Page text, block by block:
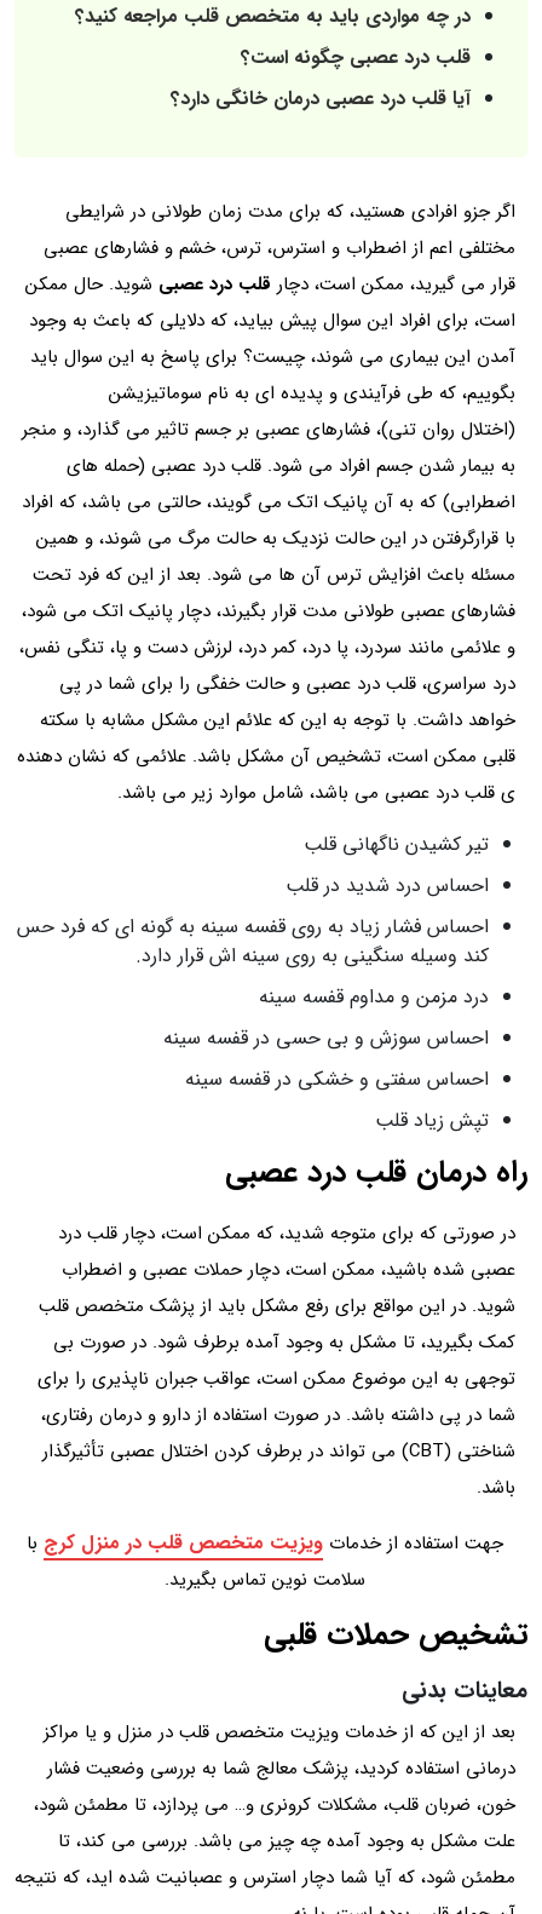
در چه مواردی باید به متخصص قلب مراجعه کنید؟
قلب درد عصبی چگونه است؟
آیا قلب درد عصبی درمان خانگی دارد؟
اگر جزو افرادی هستید، که برای مدت زمان طولانی در شرایطی
مختلفی اعم از اضطراب و استرس، ترس، خشم و فشار‌های عصبی
قرار می گیرید، ممکن است، دچار قلب درد عصبی شوید. حال ممکن
است، برای افراد این سوال پیش بیاید، که دلایلی که باعث به وجود
آمدن این بیماری می شوند، چیست؟ برای پاسخ به این سوال باید
بگوییم، که طی فرآیندی و پدیده ای به نام سوماتیزیشن
(اختلال روان تنی)، فشار‌های عصبی بر جسم تاثیر می گذارد، و منجر
به بیمار شدن جسم افراد می شود. قلب درد عصبی (حمله‌ های
اضطرابی) که به آن پانیک اتک می گویند، حالتی می باشد، که افراد
با قرارگرفتن در این حالت نزدیک به حالت مرگ می شوند، و همین
مسئله باعث افزایش ترس آن ها می شود. بعد از این که فرد تحت
فشار‌های عصبی طولانی مدت قرار بگیرند، دچار پانیک اتک می‌ شود،
و علائمی مانند سردرد، پا درد، کمر درد، لرزش دست و پا، تنگی نفس،
درد سراسری، قلب درد عصبی و حالت خفگی را برای شما در پی
خواهد داشت. با توجه به این که علائم این مشکل مشابه با سکته
قلبی ممکن است، تشخیص آن مشکل باشد. علائمی که نشان دهنده
ی قلب درد عصبی می باشد، شامل موارد زیر می باشد.
تیر کشیدن ناگهانی قلب
احساس درد شدید در قلب
احساس فشار زیاد به روی قفسه سینه به گونه ای که فرد حس
کند وسیله سنگینی به روی سینه اش قرار دارد.
درد مزمن و مداوم قفسه سینه
احساس سوزش و بی حسی در قفسه سینه
احساس سفتی و خشکی در قفسه سینه
تپش زیاد قلب
راه درمان قلب درد عصبی
در صورتی که برای متوجه شدید، که ممکن است، دچار قلب درد
عصبی شده باشید، ممکن است، دچار حملات عصبی و اضطراب
شوید. در این مواقع برای رفع مشکل باید از پزشک متخصص قلب
کمک بگیرید، تا مشکل به وجود آمده برطرف شود. در صورت بی
توجهی به این موضوع ممکن است، عواقب جبران ناپذیری را برای
شما در پی داشته باشد. در صورت استفاده از دارو و درمان رفتاری،
شناختی (CBT) می تواند در برطرف ‌کردن اختلال عصبی تأثیرگذار
باشد.
جهت استفاده از خدمات ویزیت متخصص قلب در منزل کرج با
سلامت نوین تماس بگیرید.
تشخیص حملات قلبی
معاینات بدنی
بعد از این که از خدمات ویزیت متخصص قلب در منزل و یا مراکز
درمانی استفاده کردید، پزشک معالج شما به بررسی وضعیت فشار
خون، ضربان قلب، مشکلات کرونری و… می‌ پردازد، تا مطمئن شود،
علت مشکل به وجود آمده چه چیز می باشد. بررسی می کند، تا
مطمئن شود، که آیا شما دچار استرس و عصبانیت شده اید، که نتیجه